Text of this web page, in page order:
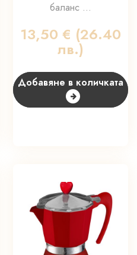
баланс ...
13,50 € (26.40
лв.)
Добавяне в количката